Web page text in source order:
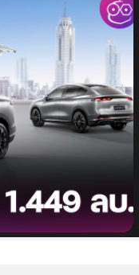
ไฟฟ้าขนาด
มต้น 1.449